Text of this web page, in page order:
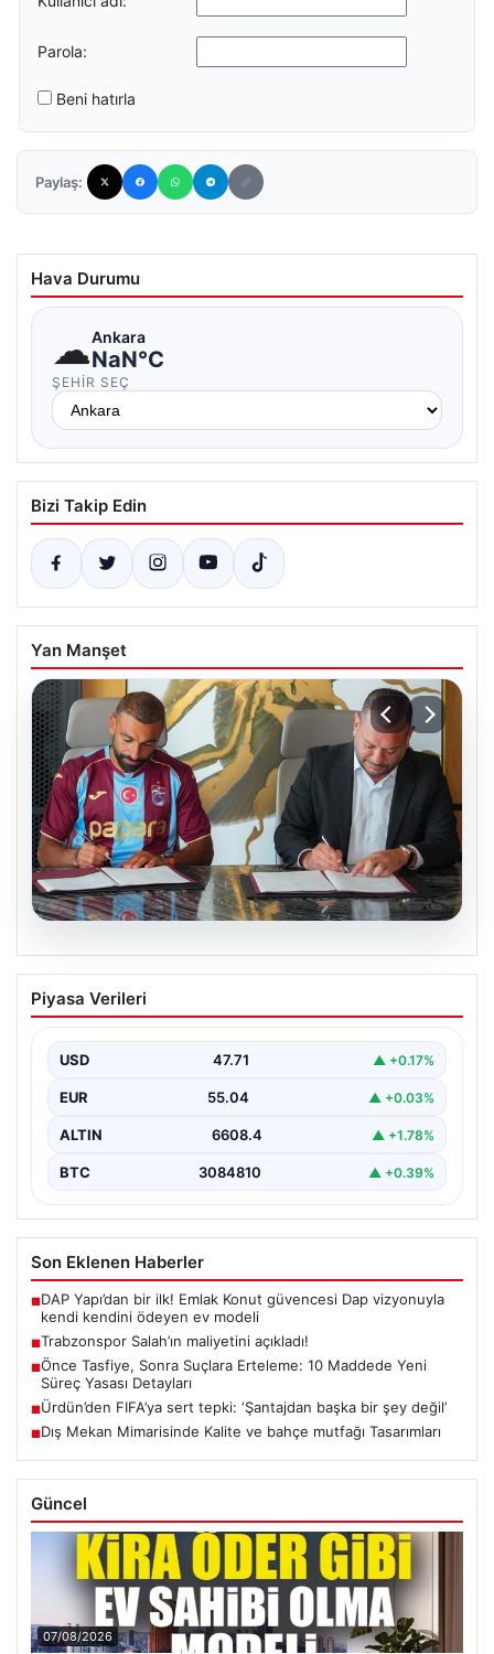
Parola:
Beni hatırla
Paylaş:
Hava Durumu
☁Ankara
NaN°C
ŞEHIR SEÇ
Bizi Takip Edin
Yan Manşet
06.08.2026
Trabzonspor Salah’ın maliyetini
açıkladı!
Piyasa Verileri
USD 47.71 ▲ +0.17%
EUR 55.04 ▲ +0.03%
ALTIN 6608.4 ▲ +1.78%
BTC 3084810 ▲ +0.39%
Son Eklenen Haberler
■DAP Yapı’dan bir ilk! Emlak Konut güvencesi Dap vizyonuyla
kendi kendini ödeyen ev modeli
■Trabzonspor Salah’ın maliyetini açıkladı!
■Önce Tasfiye, Sonra Suçlara Erteleme: 10 Maddede Yeni
Süreç Yasası Detayları
■Ürdün’den FIFA’ya sert tepki: ‘Şantajdan başka bir şey değil’
■Dış Mekan Mimarisinde Kalite ve bahçe mutfağı Tasarımları
Güncel
07/08/2026